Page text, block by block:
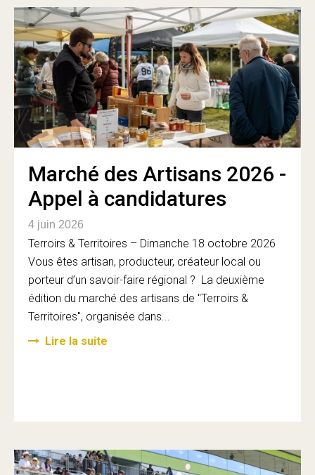
Marché des Artisans 2026 -
Appel à candidatures
4 juin 2026
Terroirs & Territoires – Dimanche 18 octobre 2026
Vous êtes artisan, producteur, créateur local ou
porteur d’un savoir-faire régional ? La deuxième
édition du marché des artisans de "Terroirs &
Territoires", organisée dans...
Lire la suite